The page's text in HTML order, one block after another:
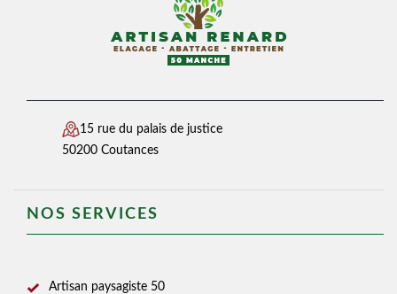
15 rue du palais de justice
50200 Coutances
NOS SERVICES
Artisan paysagiste 50